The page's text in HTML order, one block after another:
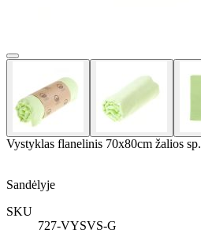
Vystyklas flanelinis 70x80cm žalios sp.
Sandėlyje
SKU
727-VYSVS-G